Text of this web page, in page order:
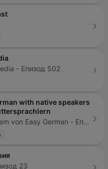
- Епизод 502
with native speakers
Cari, Manuel und das Team von Easy German - Епизод 712
23